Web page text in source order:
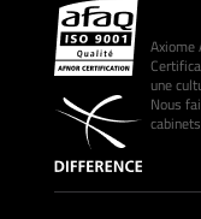
une
Nous